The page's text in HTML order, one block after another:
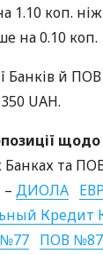
1.10 коп.
на 0.10 коп.
Банків й ПОВ
UAH.
щодо
та
– ДИОЛА
Кредит
№77 ПОВ №87